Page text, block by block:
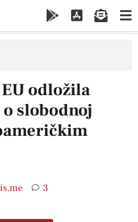
odložila
slobodnoj
3